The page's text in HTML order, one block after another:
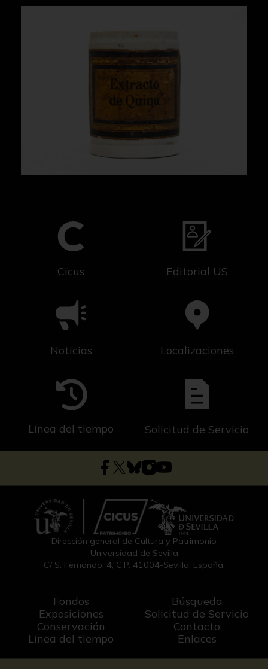
Cicus Editorial US
Noticias Localizaciones
Línea del tiempo Solicitud de Servicio
Dirección general de Cultura y Patrimonio
Universidad de Sevilla
C/ S. Fernando, 4, C.P. 41004-Sevilla, España.
Fondos
Exposiciones
Conservación
Línea del tiempo
Búsqueda
Solicitud de Servicio
Contacto
Enlaces